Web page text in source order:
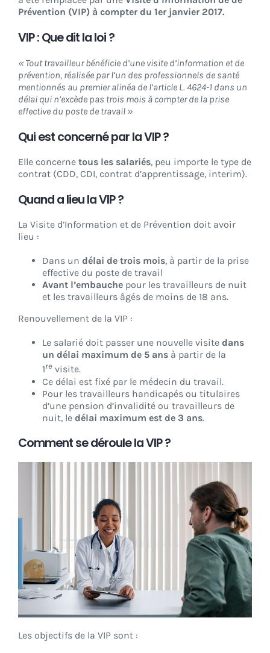
Prévention (VIP) à compter du 1er janvier 2017.
VIP : Que dit la loi ?
« Tout travailleur bénéficie d’une visite d’information et de
prévention, réalisée par l’un des professionnels de santé
mentionnés au premier alinéa de l’article L. 4624-1 dans un
délai qui n’excède pas trois mois à compter de la prise
effective du poste de travail »
Qui est concerné par la VIP ?
Elle concerne tous les salariés, peu importe le type de
contrat (CDD, CDI, contrat d’apprentissage, interim).
Quand a lieu la VIP ?
La Visite d’Information et de Prévention doit avoir
lieu :
Dans un délai de trois mois, à partir de la prise
effective du poste de travail
Avant l’embauche pour les travailleurs de nuit
et les travailleurs âgés de moins de 18 ans.
Renouvellement de la VIP :
Le salarié doit passer une nouvelle visite dans
un délai maximum de 5 ans à partir de la
1re visite.
Ce délai est fixé par le médecin du travail.
Pour les travailleurs handicapés ou titulaires
d’une pension d’invalidité ou travailleurs de
nuit, le délai maximum est de 3 ans.
Comment se déroule la VIP ?
Les objectifs de la VIP sont :